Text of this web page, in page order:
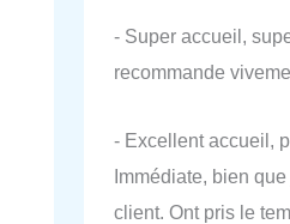
- Super accueil,
recommande
- Excellent accueil,
Immédiate, bien
client. Ont pris le